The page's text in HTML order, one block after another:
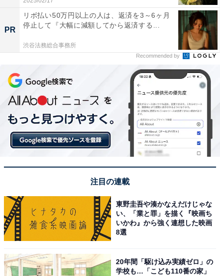
PR
リボ払い50万円以上の人は、返済を3～6ヶ月
停止して『大幅に減額してから返済する...
渋谷法務総合事務所
Recommended by
注目の連載
東野圭吾や湊かなえだけじゃな
い、「業と罪」を描く『映画ち
いかわ』から強く連想した映画
8選
20年間「駆け込み実績ゼロ」の
学校も…「こども110番の家」